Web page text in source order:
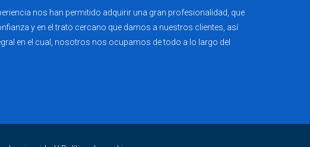
nos han permitido adquirir una gran profesionalidad, que
y en el trato cercano que damos a nuestros clientes, así
en el cual, nosotros nos ocupamos de todo a lo largo del